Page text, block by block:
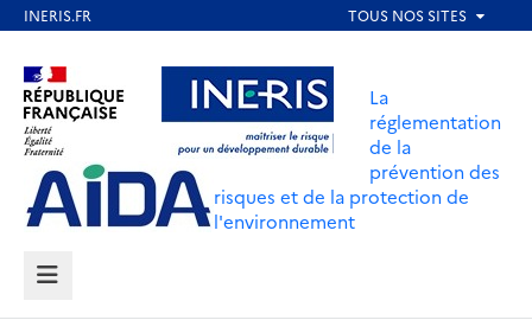
contenu
principal
Aller au contenu Aller au menu
Aller au pied de page
La
réglementation
de la
prévention des
risques et de la protection de
l'environnement
MENU